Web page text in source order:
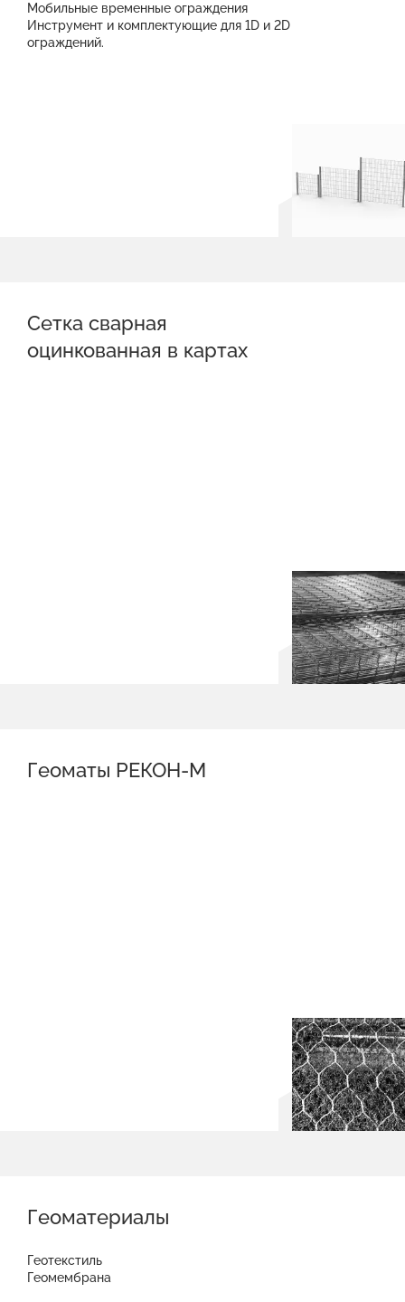
Мобильные временные ограждения
Инструмент и комплектующие для 1D и 2D
ограждений.
Сетка сварная
оцинкованная в картах
Геоматы РЕКОН-М
Геоматериалы
Геотекстиль
Геомембрана